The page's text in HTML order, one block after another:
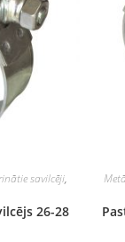
savilcēji,
26-28